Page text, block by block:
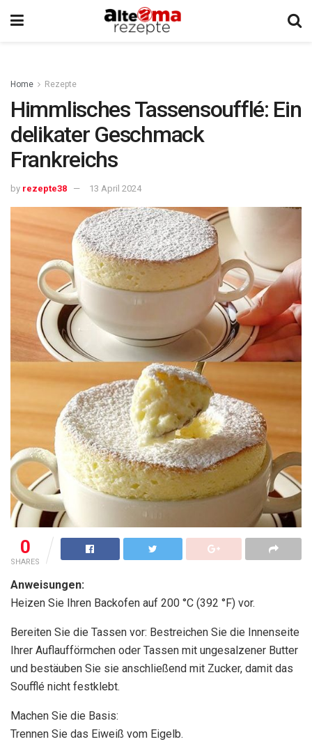
Home Rezepte
Himmlisches Tassensoufflé: Ein
delikater Geschmack
Frankreichs
by rezepte38 13 April 2024
0
SHARES
Anweisungen:
Heizen Sie Ihren Backofen auf 200 °C (392 °F) vor.
Bereiten Sie die Tassen vor: Bestreichen Sie die Innenseite
Ihrer Auflaufförmchen oder Tassen mit ungesalzener Butter
und bestäuben Sie sie anschließend mit Zucker, damit das
Soufflé nicht festklebt.
Machen Sie die Basis:
Trennen Sie das Eiweiß vom Eigelb.